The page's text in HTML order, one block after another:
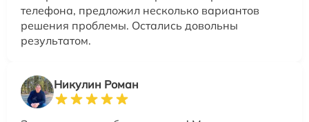
телефона, предложил несколько вариантов
решения проблемы. Остались довольны
результатом.
Никулин Роман